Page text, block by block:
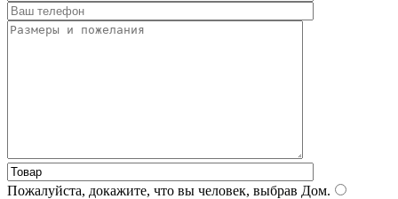
Пожалуйста, докажите, что вы человек, выбрав Дом.